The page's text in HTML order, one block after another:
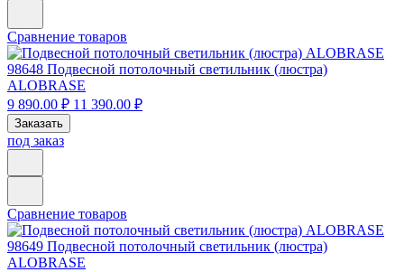
Сравнение товаров
98648 Подвесной потолочный светильник (люстра)
ALOBRASE
9 890.00 ₽ 11 390.00 ₽
Заказать
под заказ
Сравнение товаров
98649 Подвесной потолочный светильник (люстра)
ALOBRASE